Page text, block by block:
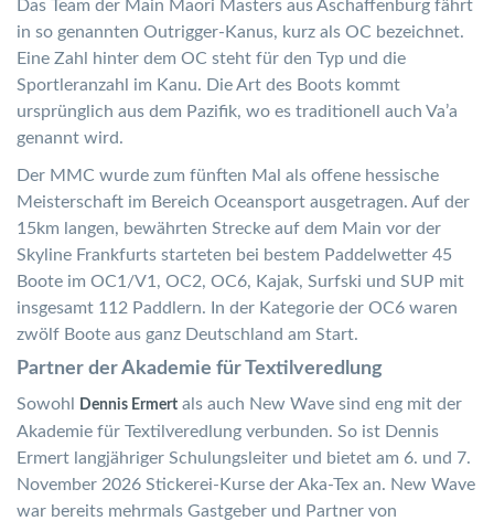
Das Team der Main Maori Masters aus Aschaffenburg fährt
in so genannten Outrigger-Kanus, kurz als OC bezeichnet.
Eine Zahl hinter dem OC steht für den Typ und die
Sportleranzahl im Kanu. Die Art des Boots kommt
ursprünglich aus dem Pazifik, wo es traditionell auch Va’a
genannt wird.
Der MMC wurde zum fünften Mal als offene hessische
Meisterschaft im Bereich Oceansport ausgetragen. Auf der
15km langen, bewährten Strecke auf dem Main vor der
Skyline Frankfurts starteten bei bestem Paddelwetter 45
Boote im OC1/V1, OC2, OC6, Kajak, Surfski und SUP mit
insgesamt 112 Paddlern. In der Kategorie der OC6 waren
zwölf Boote aus ganz Deutschland am Start.
Partner der Akademie für Textilveredlung
Sowohl Dennis Ermert als auch New Wave sind eng mit der
Akademie für Textilveredlung verbunden. So ist Dennis
Ermert langjähriger Schulungsleiter und bietet am 6. und 7.
November 2026 Stickerei-Kurse der Aka-Tex an. New Wave
war bereits mehrmals Gastgeber und Partner von